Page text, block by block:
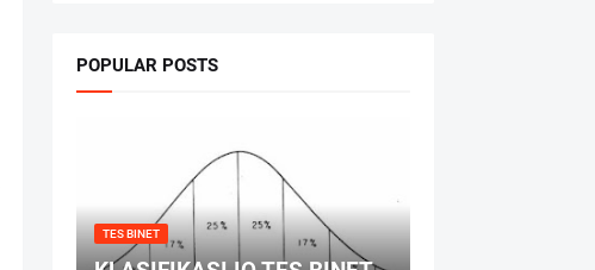
POPULAR POSTS
TES BINET